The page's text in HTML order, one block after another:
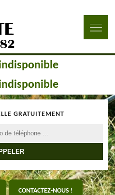
GRATUITEMENT
CONTACTEZ-NOUS !